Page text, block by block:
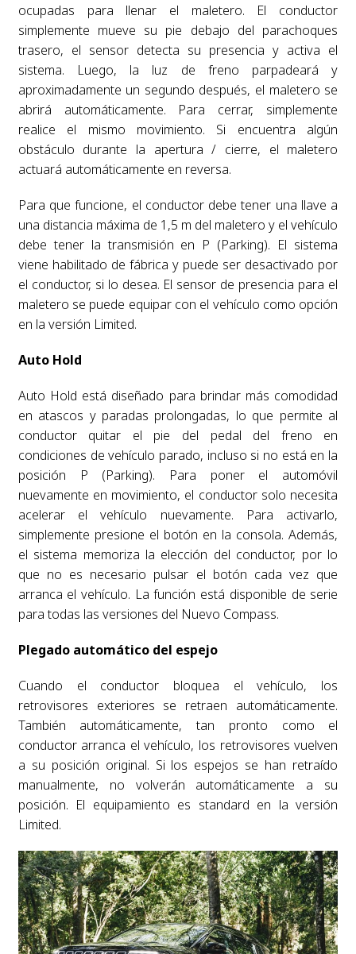
ocupadas para llenar el maletero. El conductor
simplemente mueve su pie debajo del parachoques
trasero, el sensor detecta su presencia y activa el
sistema. Luego, la luz de freno parpadeará y
aproximadamente un segundo después, el maletero se
abrirá automáticamente. Para cerrar, simplemente
realice el mismo movimiento. Si encuentra algún
obstáculo durante la apertura / cierre, el maletero
actuará automáticamente en reversa.
Para que funcione, el conductor debe tener una llave a
una distancia máxima de 1,5 m del maletero y el vehículo
debe tener la transmisión en P (Parking). El sistema
viene habilitado de fábrica y puede ser desactivado por
el conductor, si lo desea. El sensor de presencia para el
maletero se puede equipar con el vehículo como opción
en la versión Limited.
Auto Hold
Auto Hold está diseñado para brindar más comodidad
en atascos y paradas prolongadas, lo que permite al
conductor quitar el pie del pedal del freno en
condiciones de vehículo parado, incluso si no está en la
posición P (Parking). Para poner el automóvil
nuevamente en movimiento, el conductor solo necesita
acelerar el vehículo nuevamente. Para activarlo,
simplemente presione el botón en la consola. Además,
el sistema memoriza la elección del conductor, por lo
que no es necesario pulsar el botón cada vez que
arranca el vehículo. La función está disponible de serie
para todas las versiones del Nuevo Compass.
Plegado automático del espejo
Cuando el conductor bloquea el vehículo, los
retrovisores exteriores se retraen automáticamente.
También automáticamente, tan pronto como el
conductor arranca el vehículo, los retrovisores vuelven
a su posición original. Si los espejos se han retraído
manualmente, no volverán automáticamente a su
posición. El equipamiento es standard en la versión
Limited.